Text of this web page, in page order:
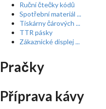
Ruční čtečky kódů
Spotřební materiál ...
Tiskárny čárových ...
TTR pásky
Zákaznické displej ...
Pračky
Příprava kávy